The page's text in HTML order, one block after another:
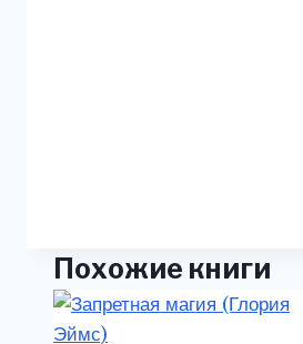
Похожие книги